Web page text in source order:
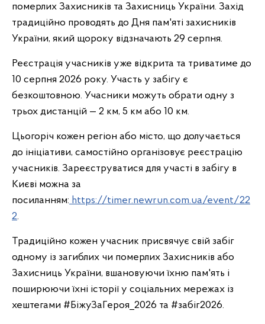
померлих Захисників та Захисниць України. Захід
традиційно проводять до Дня пам'яті захисників
України, який щороку відзначають 29 серпня.
Реєстрація учасників уже відкрита та триватиме до
10 серпня 2026 року. Участь у забігу є
безкоштовною. Учасники можуть обрати одну з
трьох дистанцій — 2 км, 5 км або 10 км.
Цьогоріч кожен регіон або місто, що долучається
до ініціативи, самостійно організовує реєстрацію
учасників. Зареєструватися для участі в забігу в
Києві можна за
посиланням: https://timer.newrun.com.ua/event/22
2.
Традиційно кожен учасник присвячує свій забіг
одному із загиблих чи померлих Захисників або
Захисниць України, вшановуючи їхню пам'ять і
поширюючи їхні історії у соціальних мережах із
хештегами #БіжуЗаГероя_2026 та #забіг2026.